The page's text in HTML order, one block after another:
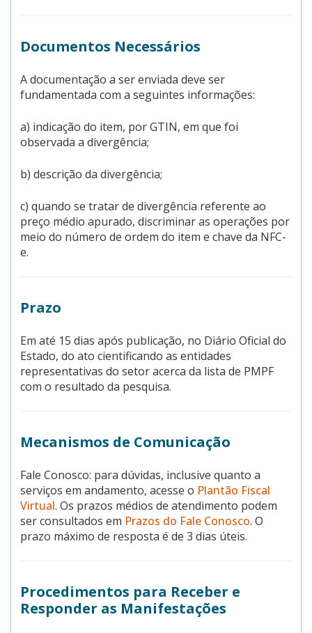
Documentos Necessários
A documentação a ser enviada deve ser
fundamentada com a seguintes informações:
a) indicação do item, por GTIN, em que foi
observada a divergência;
b) descrição da divergência;
c) quando se tratar de divergência referente ao
preço médio apurado, discriminar as operações por
meio do número de ordem do item e chave da NFC-
e.
Prazo
Em até 15 dias após publicação, no Diário Oficial do
Estado, do ato cientificando as entidades
representativas do setor acerca da lista de PMPF
com o resultado da pesquisa.
Mecanismos de Comunicação
Fale Conosco: para dúvidas, inclusive quanto a
serviços em andamento, acesse o Plantão Fiscal
Virtual. Os prazos médios de atendimento podem
ser consultados em Prazos do Fale Conosco. O
prazo máximo de resposta é de 3 dias úteis.
Procedimentos para Receber e
Responder as Manifestações